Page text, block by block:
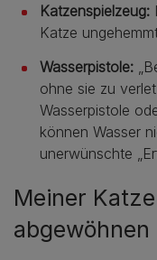
Katzenspielzeug:
Katze
Wasserpistole:
ohne sie zu
Wasserpistole
können Wasser
unerwünschte
Meiner
abgewöhnen